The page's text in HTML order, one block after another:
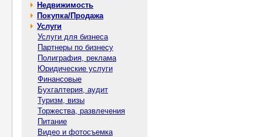
Недвижимость
Покупка/Продажа
Услуги
Услуги для бизнеса
Партнеры по бизнесу
Полиграфия, реклама
Юридические услуги
Финансовые
Бухгалтерия, аудит
Туризм, визы
Торжества, развлечения
Питание
Видео и фотосъемка